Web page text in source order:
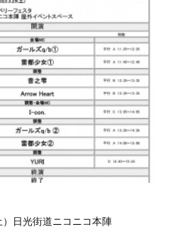
）日光街道ニコニコ本陣